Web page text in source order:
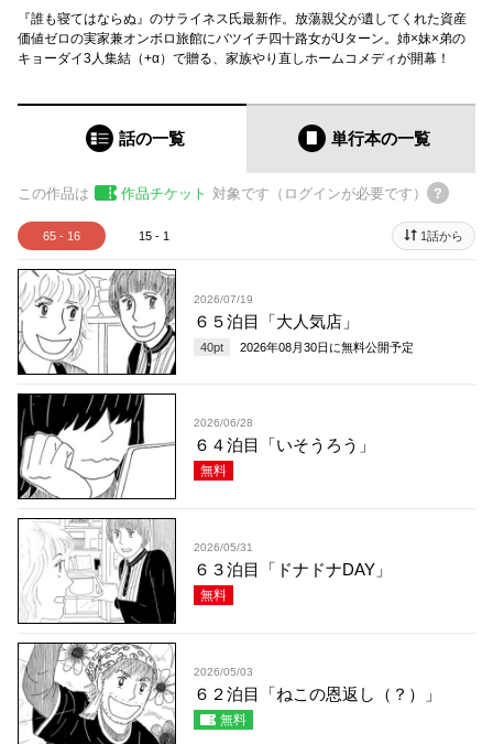
『誰も寝てはならぬ』のサライネス氏最新作。放蕩親父が遺してくれた資産
価値ゼロの実家兼オンボロ旅館にバツイチ四十路女がUターン。姉×妹×弟の
キョーダイ3人集結（+α）で贈る、家族やり直しホームコメディが開幕！
話の一覧 単行本の一覧
この作品は 作品チケット 対象です（ログインが必要です）
65 - 16 15 - 1 1話から
2026/07/19
６５泊目「大人気店」
40pt 2026年08月30日 に無料公開予定
2026/06/28
６４泊目「いそうろう」
無料
2026/05/31
６３泊目「ドナドナDAY」
無料
2026/05/03
６２泊目「ねこの恩返し（？）」
無料